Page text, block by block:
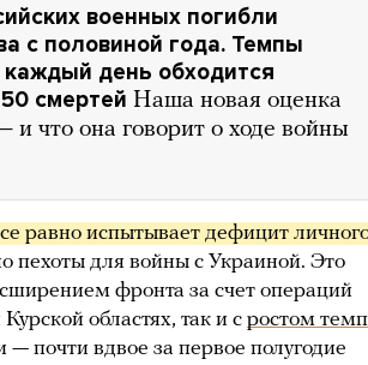
военных погибли
с половиной года. Темпы
каждый день обходится
смертей Наша новая оценка
что она говорит о ходе войны
равно испытывает дефицит
пехоты для войны с Украиной. Это
фронта за счет операций
областях, так и с ростом
— почти вдвое за первое полугодие